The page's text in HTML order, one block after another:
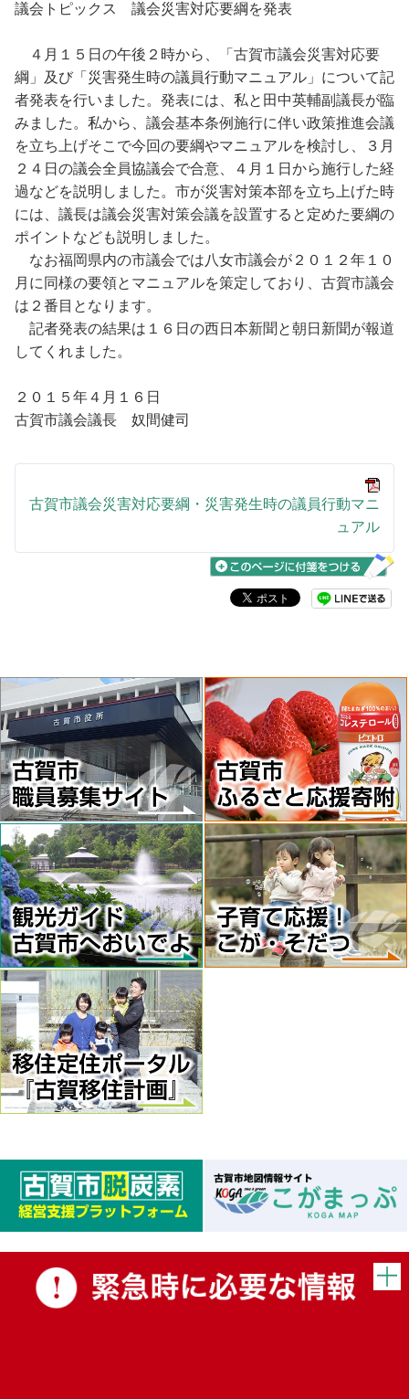
議会トピックス 議会災害対応要綱を発表
４月１５日の午後２時から、「古賀市議会災害対応要
綱」及び「災害発生時の議員行動マニュアル」について記
者発表を行いました。発表には、私と田中英輔副議長が臨
みました。私から、議会基本条例施行に伴い政策推進会議
を立ち上げそこで今回の要綱やマニュアルを検討し、３月
２４日の議会全員協議会で合意、４月１日から施行した経
過などを説明しました。市が災害対策本部を立ち上げた時
には、議長は議会災害対策会議を設置すると定めた要綱の
ポイントなども説明しました。
なお福岡県内の市議会では八女市議会が２０１２年１０
月に同様の要領とマニュアルを策定しており、古賀市議会
は２番目となります。
記者発表の結果は１６日の西日本新聞と朝日新聞が報道
してくれました。
２０１５年４月１６日
古賀市議会議長 奴間健司
古賀市議会災害対応要綱・災害発生時の議員行動マニ
ュアル